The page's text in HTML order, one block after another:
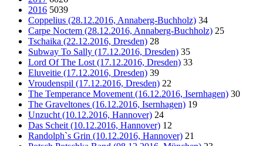
2016 5039
Coppelius (28.12.2016, Annaberg-Buchholz) 34
Carpe Noctem (28.12.2016, Annaberg-Buchholz) 25
Tschaika (22.12.2016, Dresden) 28
Subway To Sally (17.12.2016, Dresden) 35
Lord Of The Lost (17.12.2016, Dresden) 33
Eluveitie (17.12.2016, Dresden) 39
Vroudenspil (17.12.2016, Dresden) 22
The Temperance Movement (16.12.2016, Isernhagen) 30
The Graveltones (16.12.2016, Isernhagen) 19
Unzucht (10.12.2016, Hannover) 24
Das Scheit (10.12.2016, Hannover) 12
Randolph`s Grin (10.12.2016, Hannover) 21